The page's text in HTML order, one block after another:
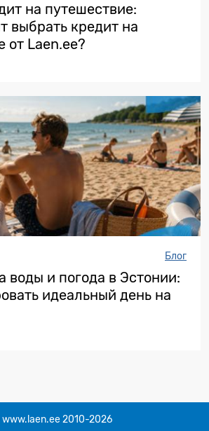
на путешествие:
выбрать кредит на
от Laen.ee?
Блог
воды и погода в Эстонии:
идеальный день на
2010-2026